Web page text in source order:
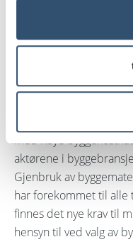
vinduer, dører,
ikke brukes på
Sirkularitet er et
med høye
aktørene i
Gjenbruk av
har forekommet til alle
finnes det nye krav til
hensyn til ved valg av